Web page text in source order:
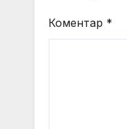
Коментар *